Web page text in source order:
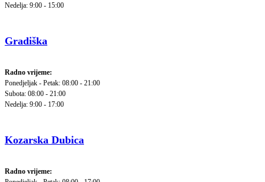
Nedelja: 9:00 - 15:00
Gradiška
Radno vrijeme:
Ponedjeljak - Petak: 08:00 - 21:00
Subota: 08:00 - 21:00
Nedelja: 9:00 - 17:00
Kozarska Dubica
Radno vrijeme: